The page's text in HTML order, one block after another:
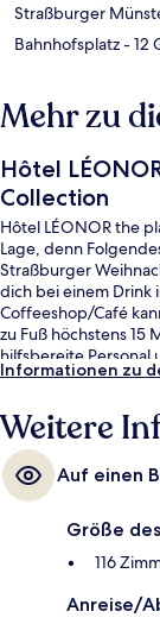
Straßburger
Bahnhofsplatz- 12
Mehr zu
Hôtel
Collection
Hôtel LÉONOR the
Lage, denn
Straßburger
dich bei einem Drink
Coffeeshop/Café
zu Fuß höchstens 15
hilfsbereite Personal
Bewertungen von
Place Broglie sind es
de Fer 4 Minuten.
Informationen zu
Weitere
Auf einen
Größe
116
Anreise/